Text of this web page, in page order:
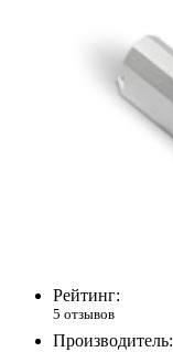
Рейтинг:
5 отзывов
Производитель: